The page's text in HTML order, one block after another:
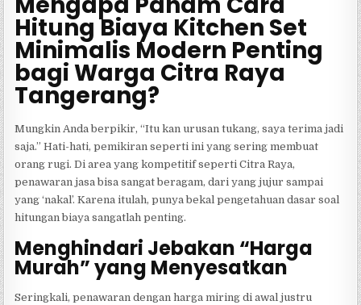
Hitung Biaya Kitchen Set
Minimalis Modern Penting
bagi Warga Citra Raya
Tangerang?
Mungkin Anda berpikir, “Itu kan urusan tukang, saya terima jadi
saja.” Hati-hati, pemikiran seperti ini yang sering membuat
orang rugi. Di area yang kompetitif seperti Citra Raya,
penawaran jasa bisa sangat beragam, dari yang jujur sampai
yang ‘nakal’. Karena itulah, punya bekal pengetahuan dasar soal
hitungan biaya sangatlah penting.
Menghindari Jebakan “Harga
Murah” yang Menyesatkan
Seringkali, penawaran dengan harga miring di awal justru